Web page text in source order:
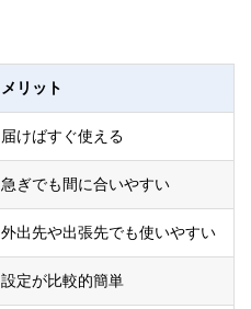
メリット
届けばすぐ使える
急ぎでも間に合いやすい
外出先や出張先でも使いやすい
設定が比較的簡単